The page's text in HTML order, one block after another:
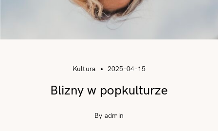
Kultura 2025-04-15
Blizny w popkulturze
By admin